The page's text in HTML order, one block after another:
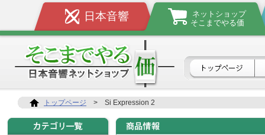
日本音響
ネットショップ
そこまでやる価
トップページ > Si Expression 2